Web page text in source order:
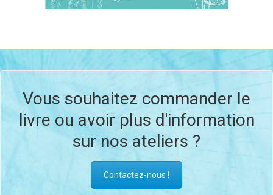
Vous souhaitez commander le
livre ou avoir plus d'information
sur nos ateliers ?
Contactez-nous !